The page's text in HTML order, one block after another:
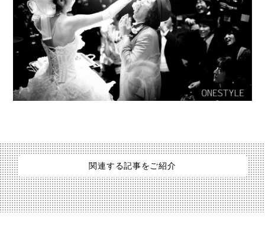
関連する記事をご紹介